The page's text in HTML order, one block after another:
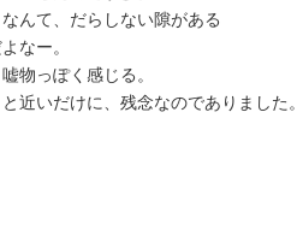
んて、だらしない隙がある
なー。
物っぽく感じる。
近いだけに、残念なのでありました。